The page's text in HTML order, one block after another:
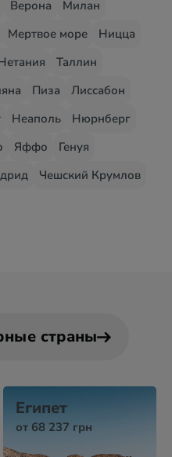
Верона
Милан
Мертвое море
Ницца
Таллин
Пиза
Лиссабон
Неаполь
Нюрнберг
Яффо
Генуя
Чешский Крумлов
страны
Египет
от 68 237 грн